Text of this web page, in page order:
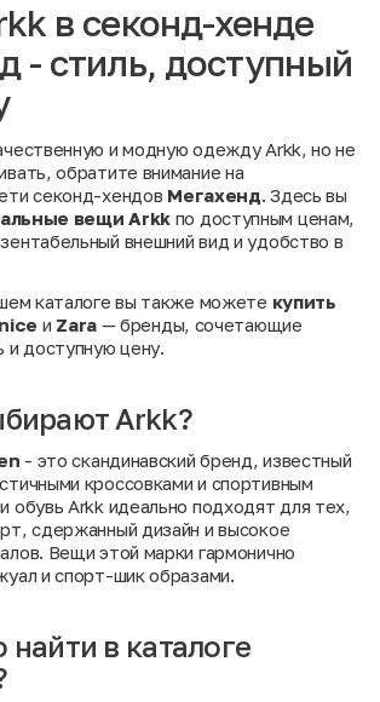
в секонд-хенде
- стиль, доступный
и модную одежду Arkk, но не
обратите внимание на
секонд-хендов Мегахенд. Здесь вы
вещи Arkk по доступным ценам,
внешний вид и удобство в
каталоге вы также можете купить
и Zara— бренды, сочетающие
и доступную цену.
Arkk?
- это скандинавский бренд, известный
кроссовками и спортивным
обувь Arkk идеально подходят для тех,
сдержанный дизайн и высокое
Вещи этой марки гармонично
и спорт-шик образами.
в каталоге